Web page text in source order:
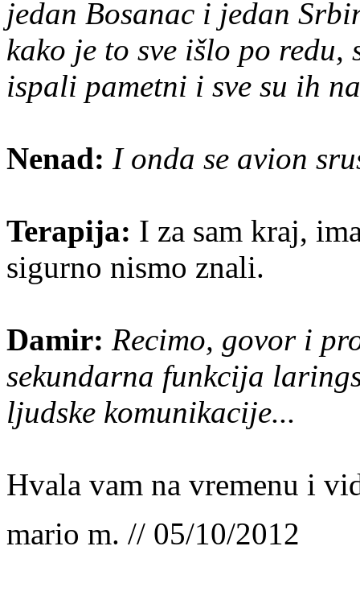
jedan Bosanac i jedan
kako je to sve išlo po
ispali pametni i sve su ih
Nenad: I onda se avion
Terapija: I za sam kraj,
sigurno nismo znali.
Damir: Recimo, govor i
sekundarna funkcija
ljudske komunikacije...
Hvala vam na vremenu i
mario m. // 05/10/2012